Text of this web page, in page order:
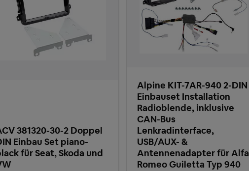
381320-30-2 Doppel
Einbau Set piano-
für Seat, Skoda und
Alpine KIT-7AR-940 2-DIN
Einbauset Installation
Radioblende, inklusive
CAN-Bus
Lenkradinterface,
USB/AUX- &
Antennenadapter für Alfa
Romeo Guiletta Typ 940